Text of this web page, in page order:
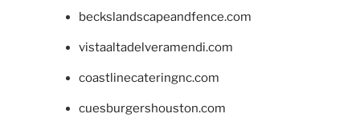
beckslandscapeandfence.com
vistaaltadelveramendi.com
coastlinecateringnc.com
cuesburgershouston.com